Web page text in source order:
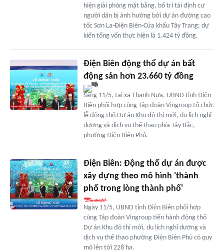
hiện giải phóng mặt bằng, bố trí tái định cư
người dân bị ảnh hưởng bởi dự án đường cao
tốc Sơn La-Điện Biên-Cửa khẩu Tây Trang; dự
kiến tổng vốn thực hiện là 1.424 tỷ đồng.
Điện Biên động thổ dự án bất
động sản hơn 23.660 tỷ đồng
Sáng 11/5, tại xã Thanh Nưa, UBND tỉnh Điện
Biên phối hợp cùng Tập đoàn Vingroup tổ chức
lễ động thổ Dự án Khu đô thị mới, du lịch nghỉ
dưỡng và dịch vụ thể thao phía Tây Bắc,
phường Điện Biên Phủ.
Điện Biên: Động thổ dự án được
xây dựng theo mô hình 'thành
phố trong lòng thành phố'
Ngày 11/5, UBND tỉnh Điện Biên phối hợp
cùng Tập đoàn Vingroup tiến hành động thổ
Dự án Khu đô thị mới, du lịch nghỉ dưỡng và
dịch vụ thể thao phường Điện Biên Phủ có quy
mô lên tới 228 ha.